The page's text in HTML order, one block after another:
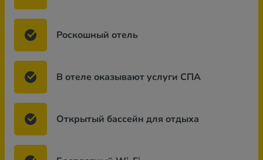
Роскошный отель
В отеле оказывают услуги СПА
Открытый бассейн для отдыха